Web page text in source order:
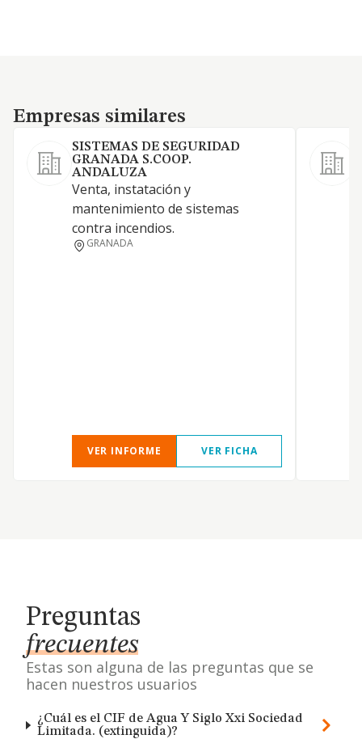
Empresas similares
Empresas similares
SISTEMAS DE SEGURIDAD
GRANADA S.COOP.
ANDALUZA
Venta, instatación y
mantenimiento de sistemas
contra incendios.
GRANADA
VER INFORME VER FICHA
Preguntas
frecuentes
Estas son alguna de las preguntas que se
hacen nuestros usuarios
¿Cuál es el CIF de Agua Y Siglo Xxi Sociedad
Limitada. (extinguida)?